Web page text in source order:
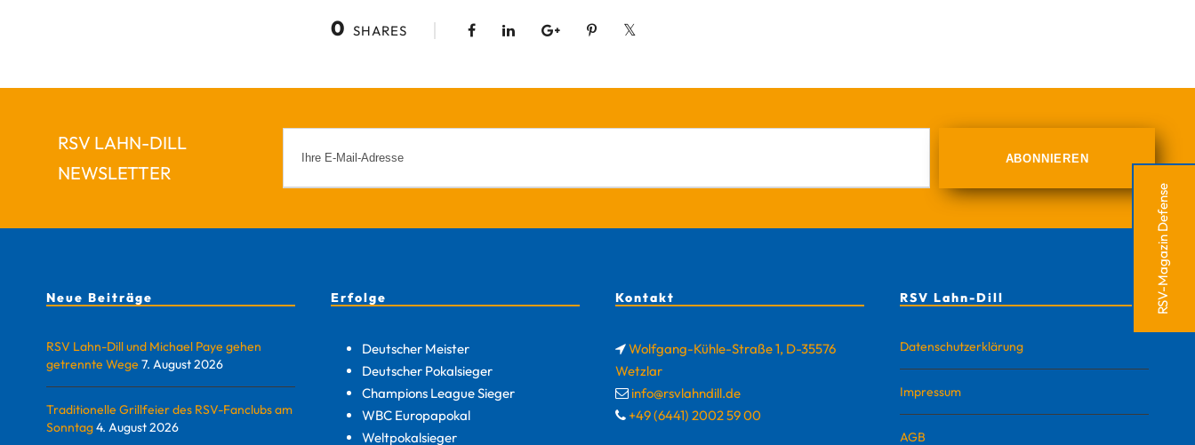
0 SHARES
RSV LAHN-DILL
NEWSLETTER
Neue Beiträge
RSV Lahn-Dill und Michael Paye gehen
getrennte Wege 7. August 2026
Traditionelle Grillfeier des RSV-Fanclubs am
Sonntag4. August 2026
Erfolge
Deutscher Meister
Deutscher Pokalsieger
Champions League Sieger
WBC Europapokal
Weltpokalsieger
Kontakt
Wolfgang-Kühle-Straße 1, D-35576
Wetzlar
info@rsvlahndill.de
+49 (6441) 2002 59 00
RSV Lahn-Dill
Datenschutzerklärung
Impressum
AGB
RSV-Magazin Defense